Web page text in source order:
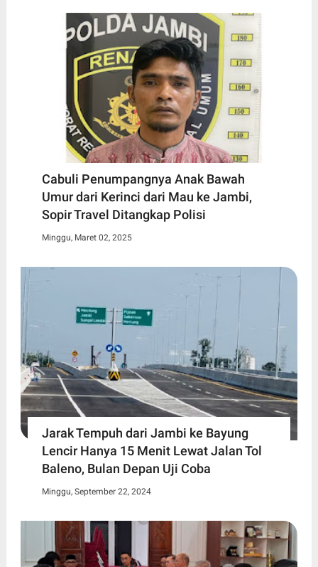
Cabuli Penumpangnya Anak Bawah
Umur dari Kerinci dari Mau ke Jambi,
Sopir Travel Ditangkap Polisi
Minggu, Maret 02, 2025
Jarak Tempuh dari Jambi ke Bayung
Lencir Hanya 15 Menit Lewat Jalan Tol
Baleno, Bulan Depan Uji Coba
Minggu, September 22, 2024